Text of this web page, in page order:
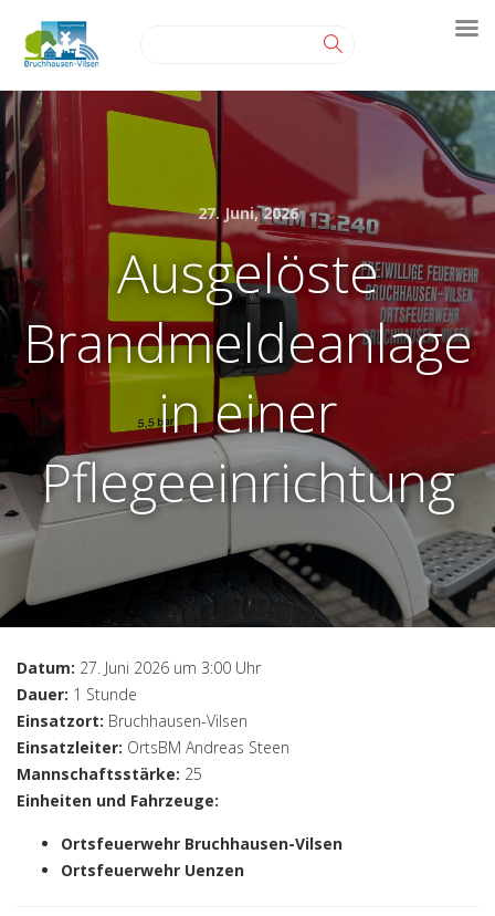
27. Juni, 2026
Ausgelöste
Brandmeldeanlage
in einer
Pflegeeinrichtung
Datum: 27. Juni 2026 um 3:00 Uhr
Dauer: 1 Stunde
Einsatzort: Bruchhausen-Vilsen
Einsatzleiter: OrtsBM Andreas Steen
Mannschaftsstärke: 25
Einheiten und Fahrzeuge:
Ortsfeuerwehr Bruchhausen-Vilsen
Ortsfeuerwehr Uenzen